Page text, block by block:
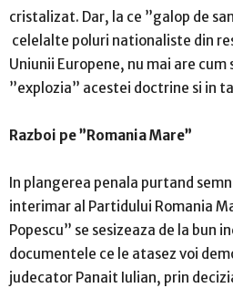
cristalizat. Dar, la ce ”galop de
celelalte poluri nationaliste din
Uniunii Europene, nu mai are
”explozia” acestei doctrine si in
Razboi pe ”Romania Mare”
In plangerea penala purtand
interimar al Partidului Romania
Popescu” se sesizeaza de la bun
documentele ce le atasez voi
judecator Panait Iulian, prin